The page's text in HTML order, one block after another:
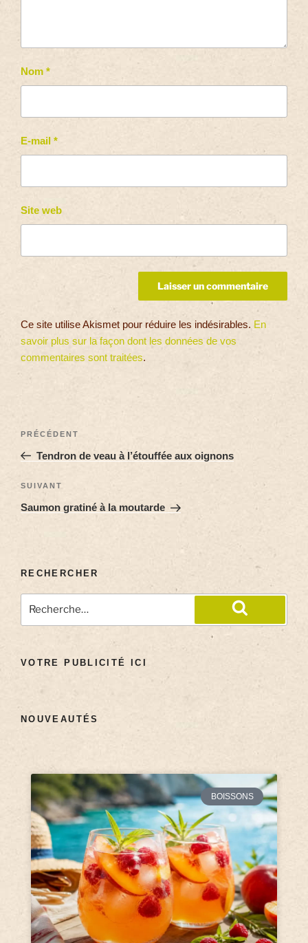
Nom *
E-mail *
Site web
Ce site utilise Akismet pour réduire les indésirables. En
savoir plus sur la façon dont les données de vos
commentaires sont traitées.
PRÉCÉDENT
Tendron de veau à l’étouffée aux oignons
SUIVANT
Saumon gratiné à la moutarde
RECHERCHER
VOTRE PUBLICITÉ ICI
NOUVEAUTÉS
BOISSONS